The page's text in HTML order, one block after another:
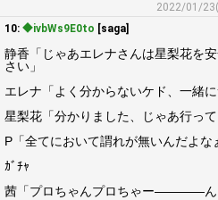
2022/01/
10: ◆ivbWs9E0to [saga]
静香「じゃあエレナさんは星梨花を
さい」
エレナ「よく分からないケド、一緒に
星梨花「分かりました、じゃあ行って
P「全てにおいて謂れが無いんだよな
ｶﾞﾁｬ
茜「プロちゃんプロちゃー――――ん